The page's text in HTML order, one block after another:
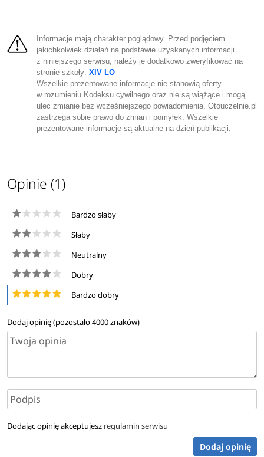
Informacje mają charakter poglądowy. Przed podjęciem
jakichkolwiek działań na podstawie uzyskanych informacji
z niniejszego serwisu, należy je dodatkowo zweryfikować na
stronie szkoły: XIV LO
Wszelkie prezentowane informacje nie stanowią oferty
w rozumieniu Kodeksu cywilnego oraz nie są wiążące i mogą
ulec zmianie bez wcześniejszego powiadomienia. Otouczelnie.pl
zastrzega sobie prawo do zmian i pomyłek. Wszelkie
prezentowane informacje są aktualne na dzień publikacji.
Opinie (1)
Bardzo słaby
Słaby
Neutralny
Dobry
Bardzo dobry
Dodaj opinię (pozostało4000znaków)
Dodając opinię akceptujesz regulamin serwisu
Dodaj opinię